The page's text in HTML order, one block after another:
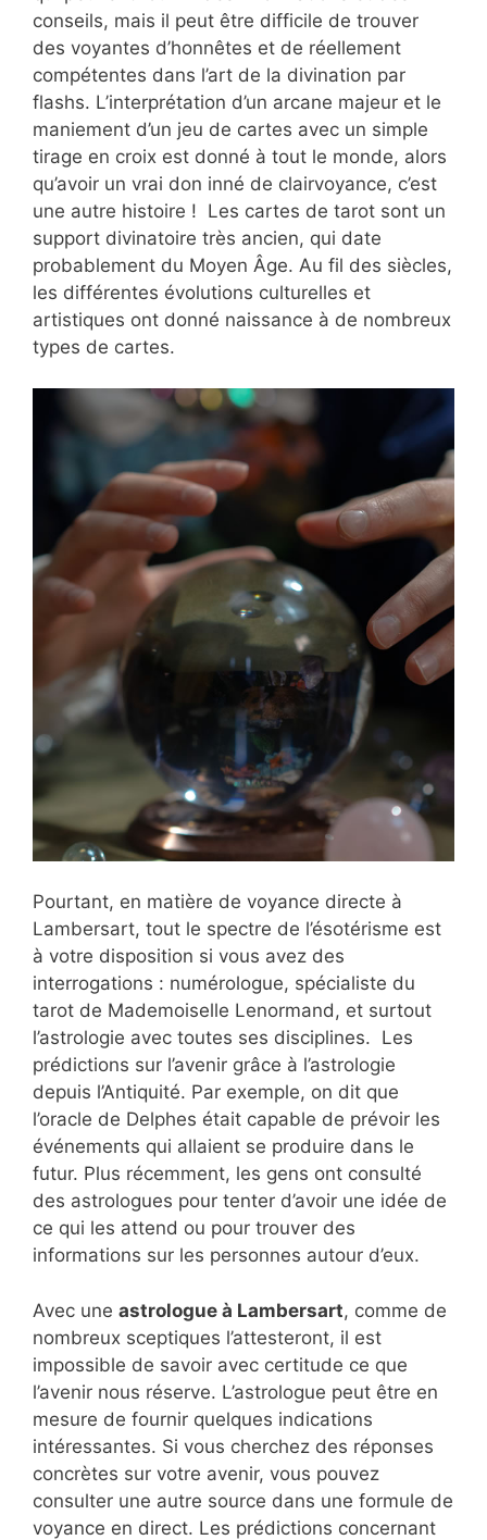
conseils, mais il peut être difficile de trouver
des voyantes d’honnêtes et de réellement
compétentes dans l’art de la divination par
flashs. L’interprétation d’un arcane majeur et le
maniement d’un jeu de cartes avec un simple
tirage en croix est donné à tout le monde, alors
qu’avoir un vrai don inné de clairvoyance, c’est
une autre histoire ! Les cartes de tarot sont un
support divinatoire très ancien, qui date
probablement du Moyen Âge. Au fil des siècles,
les différentes évolutions culturelles et
artistiques ont donné naissance à de nombreux
types de cartes.
Pourtant, en matière de voyance directe à
Lambersart, tout le spectre de l’ésotérisme est
à votre disposition si vous avez des
interrogations : numérologue, spécialiste du
tarot de Mademoiselle Lenormand, et surtout
l’astrologie avec toutes ses disciplines. Les
prédictions sur l’avenir grâce à l’astrologie
depuis l’Antiquité. Par exemple, on dit que
l’oracle de Delphes était capable de prévoir les
événements qui allaient se produire dans le
futur. Plus récemment, les gens ont consulté
des astrologues pour tenter d’avoir une idée de
ce qui les attend ou pour trouver des
informations sur les personnes autour d’eux.
Avec une astrologue à Lambersart, comme de
nombreux sceptiques l’attesteront, il est
impossible de savoir avec certitude ce que
l’avenir nous réserve. L’astrologue peut être en
mesure de fournir quelques indications
intéressantes. Si vous cherchez des réponses
concrètes sur votre avenir, vous pouvez
consulter une autre source dans une formule de
voyance en direct. Les prédictions concernant